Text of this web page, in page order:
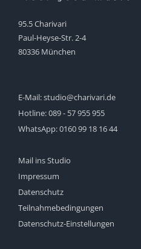
95.5 Charivari
Paul-Heyse-Str. 2-4
80336 München
E-Mail:studio@charivari.de
Hotline:089 - 57 955 955
WhatsApp:0160 99 18 16 44
Mail ins Studio
Impressum
Datenschutz
Teilnahmebedingungen
Datenschutz-Einstellungen